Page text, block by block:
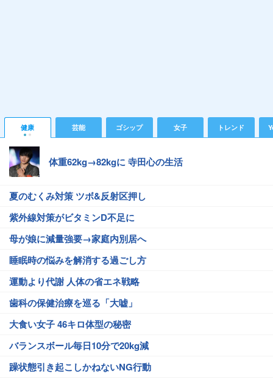
健康 芸能 ゴシップ 女子 トレンド
体重62kg→82kgに 寺田心の生活
夏のむくみ対策 ツボ&反射区押し
紫外線対策がビタミンD不足に
母が娘に減量強要→家庭内別居へ
睡眠時の悩みを解消する過ごし方
運動より代謝 人体の省エネ戦略
歯科の保健治療を巡る「大嘘」
大食い女子 46キロ体型の秘密
バランスボール毎日10分で20kg減
躁状態引き起こしかねないNG行動